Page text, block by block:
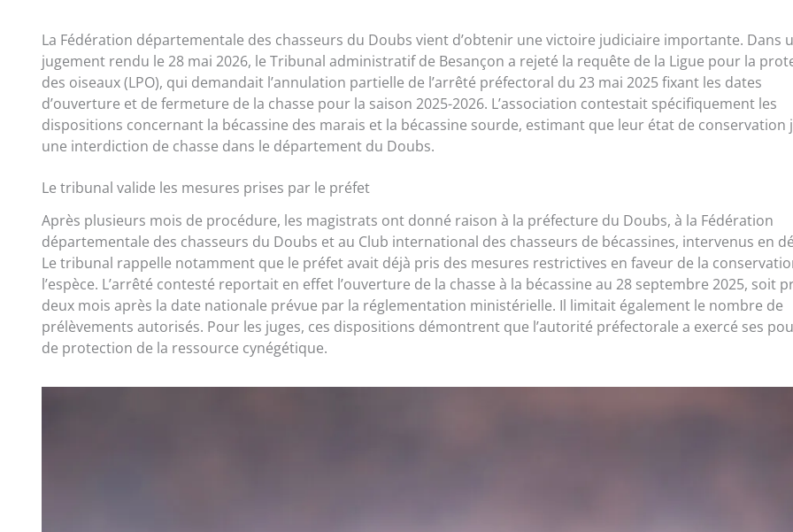
La Fédération départementale des chasseurs du Doubs vient d’obtenir une victoire judiciaire importante. Dans
jugement rendu le 28 mai 2026, le Tribunal administratif de Besançon a rejeté la requête de la Ligue pour la
des oiseaux (LPO), qui demandait l’annulation partielle de l’arrêté préfectoral du 23 mai 2025 fixant les dates
d’ouverture et de fermeture de la chasse pour la saison 2025-2026. L’association contestait spécifiquement les
dispositions concernant la bécassine des marais et la bécassine sourde, estimant que leur état de conservation
une interdiction de chasse dans le département du Doubs.
Le tribunal valide les mesures prises par le préfet
Après plusieurs mois de procédure, les magistrats ont donné raison à la préfecture du Doubs, à la Fédération
départementale des chasseurs du Doubs et au Club international des chasseurs de bécassines, intervenus en
Le tribunal rappelle notamment que le préfet avait déjà pris des mesures restrictives en faveur de la
l’espèce. L’arrêté contesté reportait en effet l’ouverture de la chasse à la bécassine au 28 septembre 2025, soit
deux mois après la date nationale prévue par la réglementation ministérielle. Il limitait également le nombre de
prélèvements autorisés. Pour les juges, ces dispositions démontrent que l’autorité préfectorale a exercé ses
de protection de la ressource cynégétique.